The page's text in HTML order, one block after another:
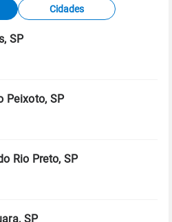
de estações
do Centro de Previsão
(CPTEC).
sobre os dados
Cidades
SP
Peixoto, SP
Rio Preto, SP
SP